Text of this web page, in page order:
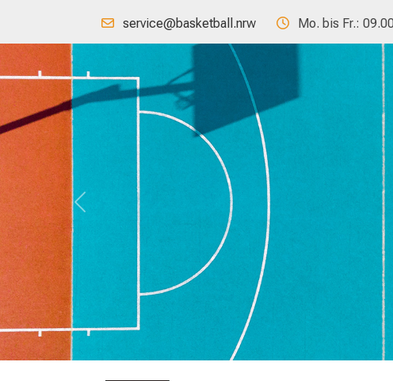
service@basketball.nrw Mo. bis Fr.:
Previous